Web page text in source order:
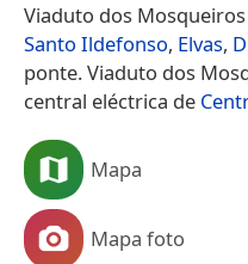
Viaduto dos
Santo Ildefonso, Elvas,
ponte. Viaduto dos
central eléctrica de
Mapa
Mapa foto